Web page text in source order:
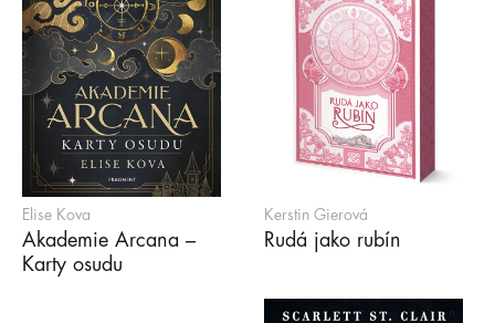
Elise Kova
Akademie Arcana –
Karty osudu
Kerstin Gierová
Rudá jako rubín